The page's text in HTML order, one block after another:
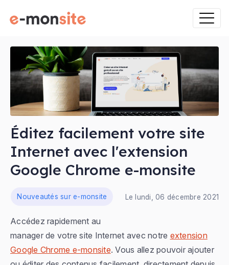
Éditez facilement votre site
Internet avec l'extension
Google Chrome e-monsite
Le lundi, 06 décembre 2021
Nouveautés sur e-monsite
Accédez rapidement au
manager de votre site Internet avec notre extension
Google Chrome e-monsite. Vous allez pouvoir ajouter